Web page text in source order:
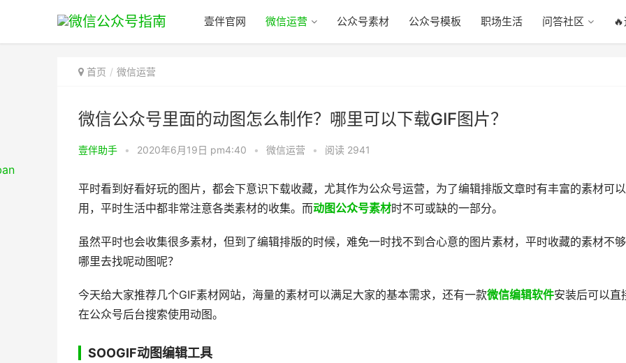
壹伴官网 微信运营 公众号素材 公众号模板 职场生活 问答社区
首页 微信运营
微信公众号里面的动图怎么制作？哪里可以下载GIF图片？
壹伴助手 • 2020年6月19日 pm4:40 • 微信运营 • 阅读 2941
平时看到好看好玩的图片，都会下意识下载收藏，尤其作为公众号运营，为了编辑排版文章时有丰富的素材可
用，平时生活中都非常注意各类素材的收集。而动图公众号素材时不可或缺的一部分。
虽然平时也会收集很多素材，但到了编辑排版的时候，难免一时找不到合心意的图片素材，平时收藏的素材不
哪里去找呢动图呢？
今天给大家推荐几个GIF素材网站，海量的素材可以满足大家的基本需求，还有一款微信编辑软件安装后可以直
在公众号后台搜索使用动图。
SOOGIF动图编辑工具